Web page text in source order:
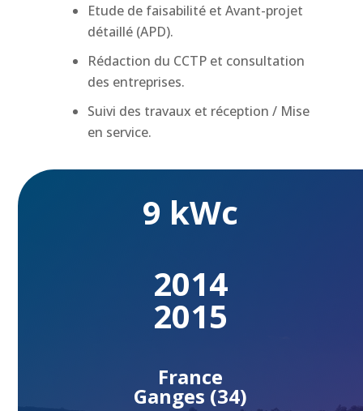
Etude de faisabilité et Avant-projet
détaillé (APD).
Rédaction du CCTP et consultation
des entreprises.
Suivi des travaux et réception / Mise
en service.
9 kWc
2014
2015
France
Ganges (34)